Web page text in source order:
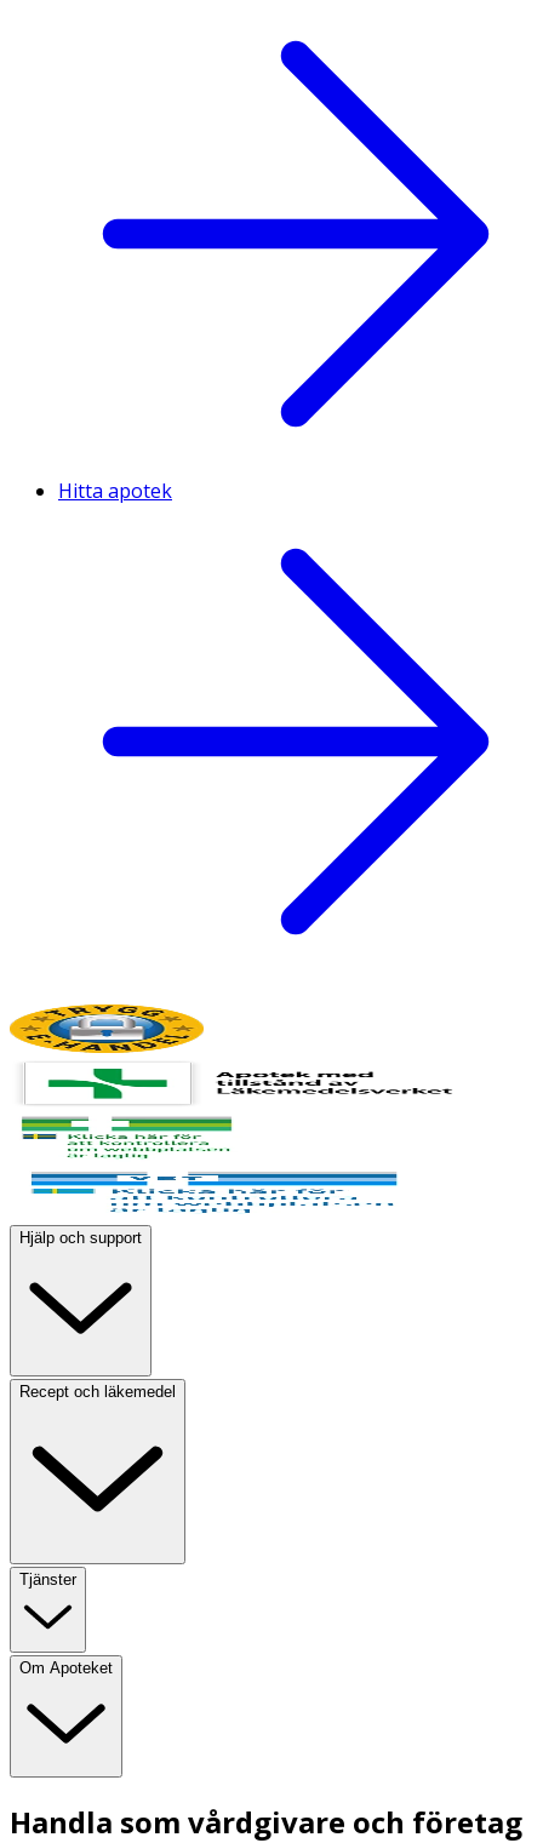
Hitta apotek
Hjälp och support
Recept och läkemedel
Tjänster
Om Apoteket
Handla som vårdgivare och företag